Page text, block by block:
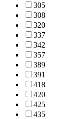
305
308
320
337
342
357
389
391
418
420
425
435